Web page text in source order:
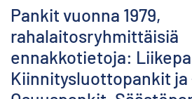
Pankit vuonna 1979,
rahalaitosryhmittäisiä
ennakkotietoja:
Kiinnitysluottopankit